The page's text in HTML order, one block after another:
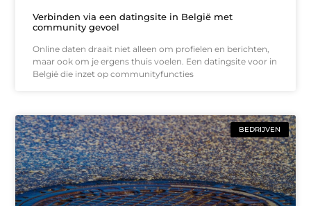
Verbinden via een datingsite in België met
community gevoel
Online daten draait niet alleen om profielen en berichten,
maar ook om je ergens thuis voelen. Een datingsite voor in
België die inzet op communityfuncties
BEDRIJVEN